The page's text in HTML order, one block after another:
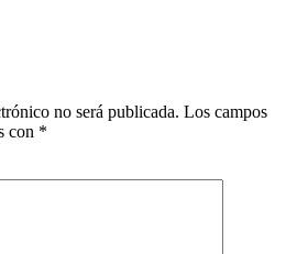
no será publicada. Los campos
con *